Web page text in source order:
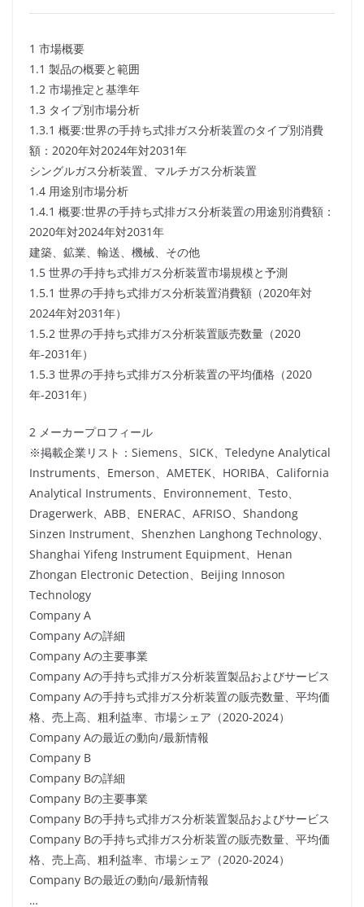
1 市場概要
1.1 製品の概要と範囲
1.2 市場推定と基準年
1.3 タイプ別市場分析
1.3.1 概要:世界の手持ち式排ガス分析装置のタイプ別消費
額：2020年対2024年対2031年
シングルガス分析装置、マルチガス分析装置
1.4 用途別市場分析
1.4.1 概要:世界の手持ち式排ガス分析装置の用途別消費額：
2020年対2024年対2031年
建築、鉱業、輸送、機械、その他
1.5 世界の手持ち式排ガス分析装置市場規模と予測
1.5.1 世界の手持ち式排ガス分析装置消費額（2020年対
2024年対2031年）
1.5.2 世界の手持ち式排ガス分析装置販売数量（2020
年-2031年）
1.5.3 世界の手持ち式排ガス分析装置の平均価格（2020
年-2031年）
2 メーカープロフィール
※掲載企業リスト：Siemens、SICK、Teledyne Analytical
Instruments、Emerson、AMETEK、HORIBA、California
Analytical Instruments、Environnement、Testo、
Dragerwerk、ABB、ENERAC、AFRISO、Shandong
Sinzen Instrument、Shenzhen Langhong Technology、
Shanghai Yifeng Instrument Equipment、Henan
Zhongan Electronic Detection、Beijing Innoson
Technology
Company A
Company Aの詳細
Company Aの主要事業
Company Aの手持ち式排ガス分析装置製品およびサービス
Company Aの手持ち式排ガス分析装置の販売数量、平均価
格、売上高、粗利益率、市場シェア（2020-2024）
Company Aの最近の動向/最新情報
Company B
Company Bの詳細
Company Bの主要事業
Company Bの手持ち式排ガス分析装置製品およびサービス
Company Bの手持ち式排ガス分析装置の販売数量、平均価
格、売上高、粗利益率、市場シェア（2020-2024）
Company Bの最近の動向/最新情報
…